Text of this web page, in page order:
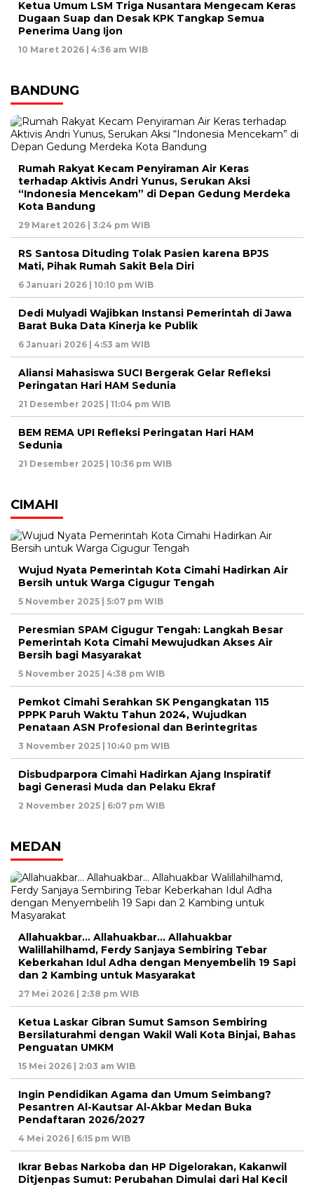
Ketua Umum LSM Triga Nusantara Mengecam Keras
Dugaan Suap dan Desak KPK Tangkap Semua
Penerima Uang Ijon
10 Maret 2026 | 4:36 am WIB
BANDUNG
Rumah Rakyat Kecam Penyiraman Air Keras
terhadap Aktivis Andri Yunus, Serukan Aksi
“Indonesia Mencekam” di Depan Gedung Merdeka
Kota Bandung
29 Maret 2026 | 3:24 pm WIB
RS Santosa Dituding Tolak Pasien karena BPJS
Mati, Pihak Rumah Sakit Bela Diri
6 Januari 2026 | 10:10 pm WIB
Dedi Mulyadi Wajibkan Instansi Pemerintah di Jawa
Barat Buka Data Kinerja ke Publik
6 Januari 2026 | 4:53 am WIB
Aliansi Mahasiswa SUCI Bergerak Gelar Refleksi
Peringatan Hari HAM Sedunia
21 Desember 2025 | 11:04 pm WIB
BEM REMA UPI Refleksi Peringatan Hari HAM
Sedunia
21 Desember 2025 | 10:36 pm WIB
CIMAHI
Wujud Nyata Pemerintah Kota Cimahi Hadirkan Air
Bersih untuk Warga Cigugur Tengah
5 November 2025 | 5:07 pm WIB
Peresmian SPAM Cigugur Tengah: Langkah Besar
Pemerintah Kota Cimahi Mewujudkan Akses Air
Bersih bagi Masyarakat
5 November 2025 | 4:38 pm WIB
Pemkot Cimahi Serahkan SK Pengangkatan 115
PPPK Paruh Waktu Tahun 2024, Wujudkan
Penataan ASN Profesional dan Berintegritas
3 November 2025 | 10:40 pm WIB
Disbudparpora Cimahi Hadirkan Ajang Inspiratif
bagi Generasi Muda dan Pelaku Ekraf
2 November 2025 | 6:07 pm WIB
MEDAN
Allahuakbar… Allahuakbar… Allahuakbar
Walillahilhamd, Ferdy Sanjaya Sembiring Tebar
Keberkahan Idul Adha dengan Menyembelih 19 Sapi
dan 2 Kambing untuk Masyarakat
27 Mei 2026 | 2:38 pm WIB
Ketua Laskar Gibran Sumut Samson Sembiring
Bersilaturahmi dengan Wakil Wali Kota Binjai, Bahas
Penguatan UMKM
15 Mei 2026 | 2:03 am WIB
Ingin Pendidikan Agama dan Umum Seimbang?
Pesantren Al-Kautsar Al-Akbar Medan Buka
Pendaftaran 2026/2027
4 Mei 2026 | 6:15 pm WIB
Ikrar Bebas Narkoba dan HP Digelorakan, Kakanwil
Ditjenpas Sumut: Perubahan Dimulai dari Hal Kecil